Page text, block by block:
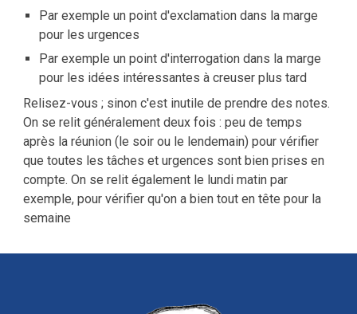
Par exemple un point d'exclamation dans la marge
pour les urgences
Par exemple un point d'interrogation dans la marge
pour les idées intéressantes à creuser plus tard
Relisez-vous ; sinon c'est inutile de prendre des notes.
On se relit généralement deux fois : peu de temps
après la réunion (le soir ou le lendemain) pour vérifier
que toutes les tâches et urgences sont bien prises en
compte. On se relit également le lundi matin par
exemple, pour vérifier qu'on a bien tout en tête pour la
semaine